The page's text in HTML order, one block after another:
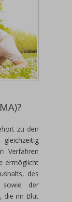
zu den
Verfahren
ermöglicht
des
sowie der
die im Blut